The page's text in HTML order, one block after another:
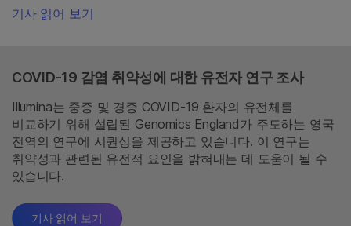
기사 읽어 보기
COVID-19 감염 취약성에 대한 유전자 연구 조사
Illumina는 중증 및 경증 COVID-19 환자의 유전체를
비교하기 위해 설립된 Genomics England가 주도하는 영국
전역의 연구에 시퀀싱을 제공하고 있습니다. 이 연구는
취약성과 관련된 유전적 요인을 밝혀내는 데 도움이 될 수
있습니다.
기사 읽어 보기